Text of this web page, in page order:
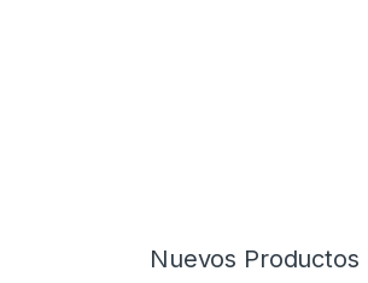
Nuevos Productos